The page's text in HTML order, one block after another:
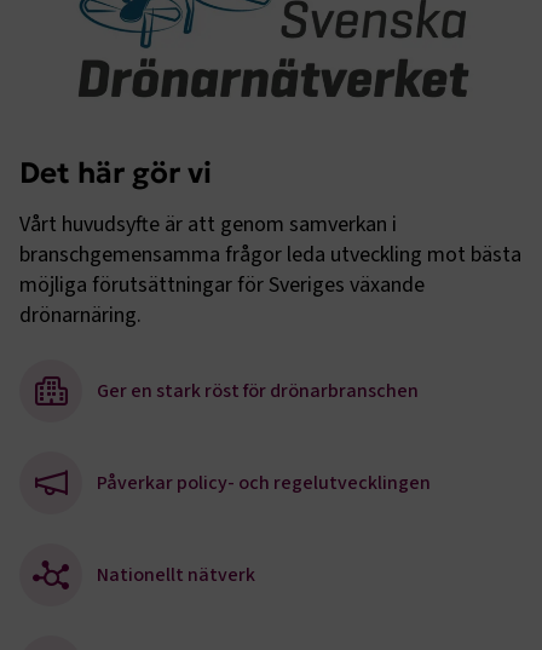
Det här gör vi
Vårt huvudsyfte är att genom samverkan i
branschgemensamma frågor leda utveckling mot bästa
möjliga förutsättningar för Sveriges växande
drönarnäring.
Ger en stark röst för drönarbranschen
Påverkar policy- och regelutvecklingen
Nationellt nätverk